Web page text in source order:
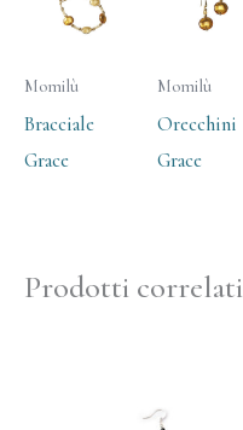
Momilù
Bracciale
Grace
Momilù
Orecchini
Grace
Prodotti correlati